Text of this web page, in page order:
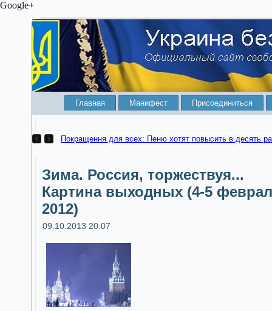
Google+
Главная Манифест Присоединиться
Покращення для всех: Пеню хотят повысить в десять
Зима. Россия, торжествуя...
Картина выходных (4-5
2012)
09.10.2013 20:07